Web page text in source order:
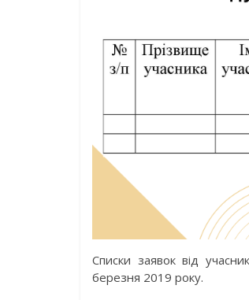
Списки заявок від
березня 2019 року.